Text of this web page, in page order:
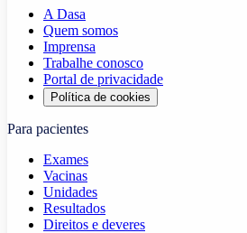
A Dasa
Quem somos
Imprensa
Trabalhe conosco
Portal de privacidade
Política de cookies
Para pacientes
Exames
Vacinas
Unidades
Resultados
Direitos e deveres